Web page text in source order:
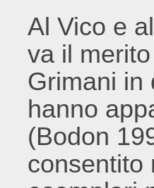
Al Vico e
va il
Grimani in
hanno
(Bodon
consentito